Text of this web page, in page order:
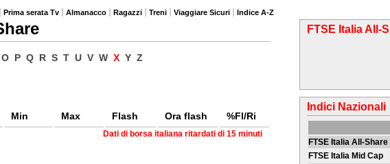
Prima serata Tv Almanacco Ragazzi Treni Viaggiare Sicuri Indice A-Z
O P Q R S T U V W X Y Z
Min Max Flash Ora flash %Fl/Ri
Dati di borsa italiana ritardati di 15 minuti
FTSE Italia All-
Indici Nazionali
FTSE Italia All-Share
FTSE Italia Mid Cap